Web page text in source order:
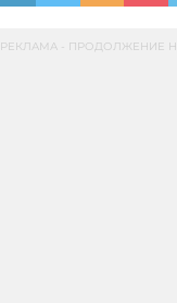
РЕКЛАМА - ПРОДОЛЖЕНИЕ